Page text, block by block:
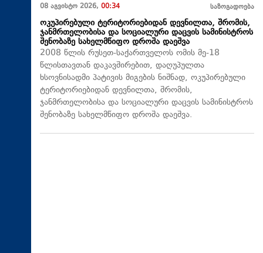
08 აგვისტო 2026, 00:34 საზოგადოება
ოკუპირებული ტერიტორიებიდან დევნილთა, შრომის,
ჯანმრთელობისა და სოციალური დაცვის სამინისტროს
შენობაზე სახელმწიფო დროშა დაეშვა
2008 წლის რუსეთ-საქართველოს ომის მე-18
წლისთავთან დაკავშირებით, დაღუპულთა
ხსოვნისადმი პატივის მიგების ნიშნად, ოკუპირებული
ტერიტორიებიდან დევნილთა, შრომის,
ჯანმრთელობისა და სოციალური დაცვის სამინისტროს
შენობაზე სახელმწიფო დროშა დაეშვა.